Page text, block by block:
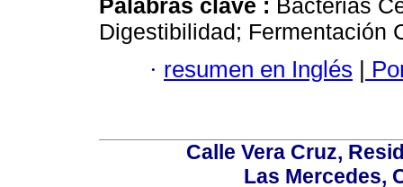
Palabras clave : Bacterias
Digestibilidad; Fermentación
· resumen en Inglés
Calle Vera Cruz,
Las Mercedes,